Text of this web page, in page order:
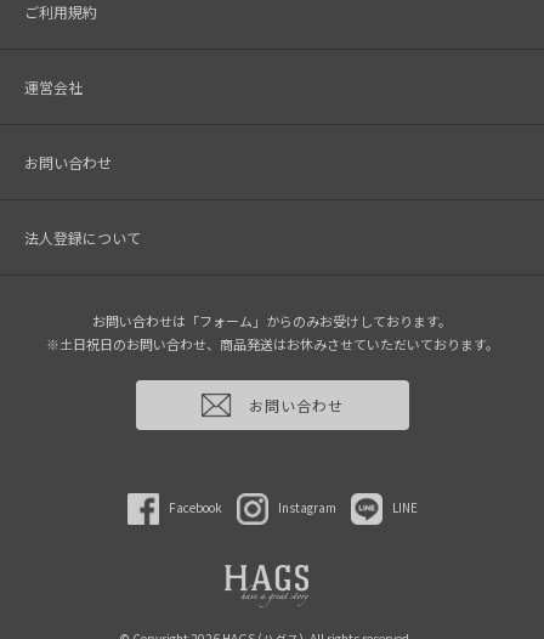
ご利用規約
運営会社
お問い合わせ
法人登録について
お問い合わせは「フォーム」からのみお受けしております。
※土日祝日のお問い合わせ、商品発送はお休みさせていただいております。
お問い合わせ
Facebook Instagram LINE